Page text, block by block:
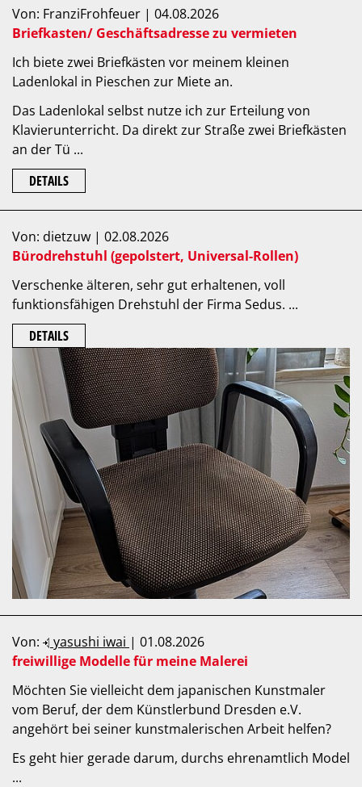
Von: FranziFrohfeuer | 04.08.2026
Briefkasten/ Geschäftsadresse zu vermieten
Ich biete zwei Briefkästen vor meinem kleinen
Ladenlokal in Pieschen zur Miete an.
Das Ladenlokal selbst nutze ich zur Erteilung von
Klavierunterricht. Da direkt zur Straße zwei Briefkästen
an der Tü ...
DETAILS
Von: dietzuw | 02.08.2026
Bürodrehstuhl (gepolstert, Universal-Rollen)
Verschenke älteren, sehr gut erhaltenen, voll
funktionsfähigen Drehstuhl der Firma Sedus. ...
DETAILS
Von: yasushi iwai | 01.08.2026
freiwillige Modelle für meine Malerei
Möchten Sie vielleicht dem japanischen Kunstmaler
vom Beruf, der dem Künstlerbund Dresden e.V.
angehört bei seiner kunstmalerischen Arbeit helfen?
Es geht hier gerade darum, durchs ehrenamtlich Model
...